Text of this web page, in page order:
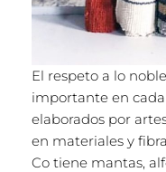
El respeto a lo
importante en
elaborados por
en materiales y
Co tiene mantas,